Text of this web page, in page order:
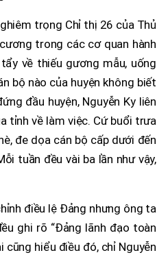
trọng Chỉ thị 26 của Thủ
trong các cơ quan hành
về thiếu gương mẫu, uống
bộ nào của huyện không biết
đầu huyện, Nguyễn Ky liên
tỉnh về làm việc. Cứ buổi trưa
đe dọa cán bộ cấp dưới đến
tuần đều vài ba lần như vậy,
điều lệ Đảng nhưng ông ta
ghi rõ “Đảng lãnh đạo toàn
hiểu điều đó, chỉ Nguyễn